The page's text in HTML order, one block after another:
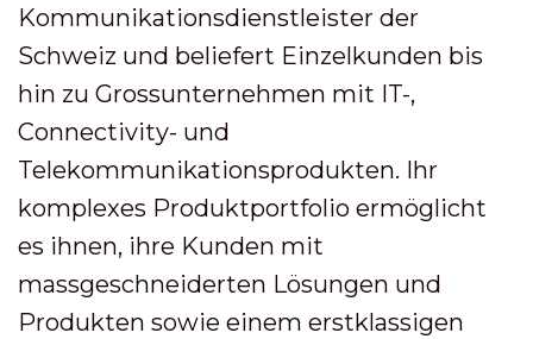
Kommunikationsdienstleister der
Schweiz und beliefert Einzelkunden bis
hin zu Grossunternehmen mit IT-,
Connectivity- und
Telekommunikationsprodukten. Ihr
komplexes Produktportfolio ermöglicht
es ihnen, ihre Kunden mit
massgeschneiderten Lösungen und
Produkten sowie einem erstklassigen